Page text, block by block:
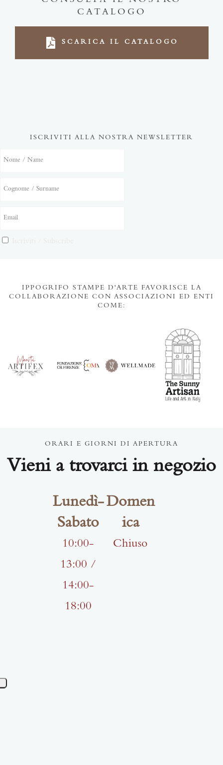
CATALOGO
SCARICA IL CATALOGO
ISCRIVITI ALLA NOSTRA NEWSLETTER
IPPOGRIFO STAMPE D'ARTE FAVORISCE LA
COLLABORAZIONE CON ASSOCIAZIONI ED ENTI
COME:
ORARI E GIORNI DI APERTURA
Vieni a trovarci in negozio
Lunedì-
Sabato
10:00-
13:00 /
14:00-
18:00
Domen
ica
Chiuso